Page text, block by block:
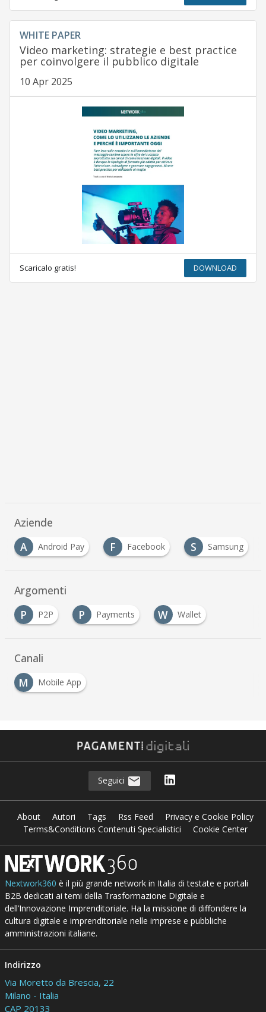
WHITE PAPER
Video marketing: strategie e best practice
per coinvolgere il pubblico digitale
10 Apr 2025
Scaricalo gratis! DOWNLOAD
Aziende
A
Android Pay F Facebook S Samsung
Argomenti
P
P2P P Payments W Wallet
Canali
M
Mobile App
Seguici
About Autori Tags Rss Feed
Privacy e Cookie Policy
Terms&Conditions Contenuti Specialistici
Cookie Center
Nextwork360 è il più grande network in Italia di testate e portali
B2B dedicati ai temi della Trasformazione Digitale e
dell’Innovazione Imprenditoriale. Ha la missione di diffondere la
cultura digitale e imprenditoriale nelle imprese e pubbliche
amministrazioni italiane.
Indirizzo
Via Moretto da Brescia, 22
Milano - Italia
CAP 20133